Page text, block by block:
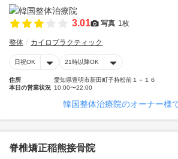
3.01 写真 1枚
整体 カイロプラクティック
日祝OK 21時以降OK
住所
愛知県豊明市新田町子持松前１－１６
本日の営業状況 10:00〜22:00
韓国整体治療院のオーナー様
脊椎矯正稲熊接骨院